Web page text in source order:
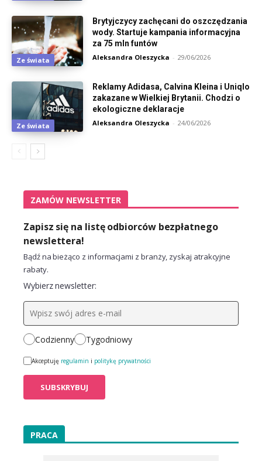
Ze świata
Brytyjczycy zachęcani do oszczędzania
wody. Startuje kampania informacyjna
za 75 mln funtów
Aleksandra Oleszycka - 29/06/2026
Ze świata
Reklamy Adidasa, Calvina Kleina i Uniqlo
zakazane w Wielkiej Brytanii. Chodzi o
ekologiczne deklaracje
Aleksandra Oleszycka - 24/06/2026
ZAMÓW NEWSLETTER
Zapisz się na listę odbiorców bezpłatnego
newslettera!
Bądź na bieżąco z informacjami z branży, zyskaj atrakcyjne
rabaty.
Wybierz newsletter:
Codzienny Tygodniowy
Akceptuję regulamin i politykę prywatności
PRACA